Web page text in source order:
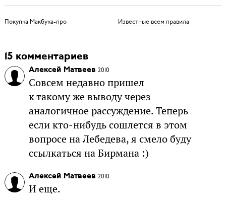
Покупка Макбука-про Известные всем правила
15 комментариев
Алексей Матвеев 2010
Совсем недавно пришел
к такому же выводу через
аналогичное рассуждение. Теперь
если кто-нибудь сошлется в этом
вопросе на Лебедева, я смело буду
ссылкаться на Бирмана :)
Алексей Матвеев 2010
И еще.